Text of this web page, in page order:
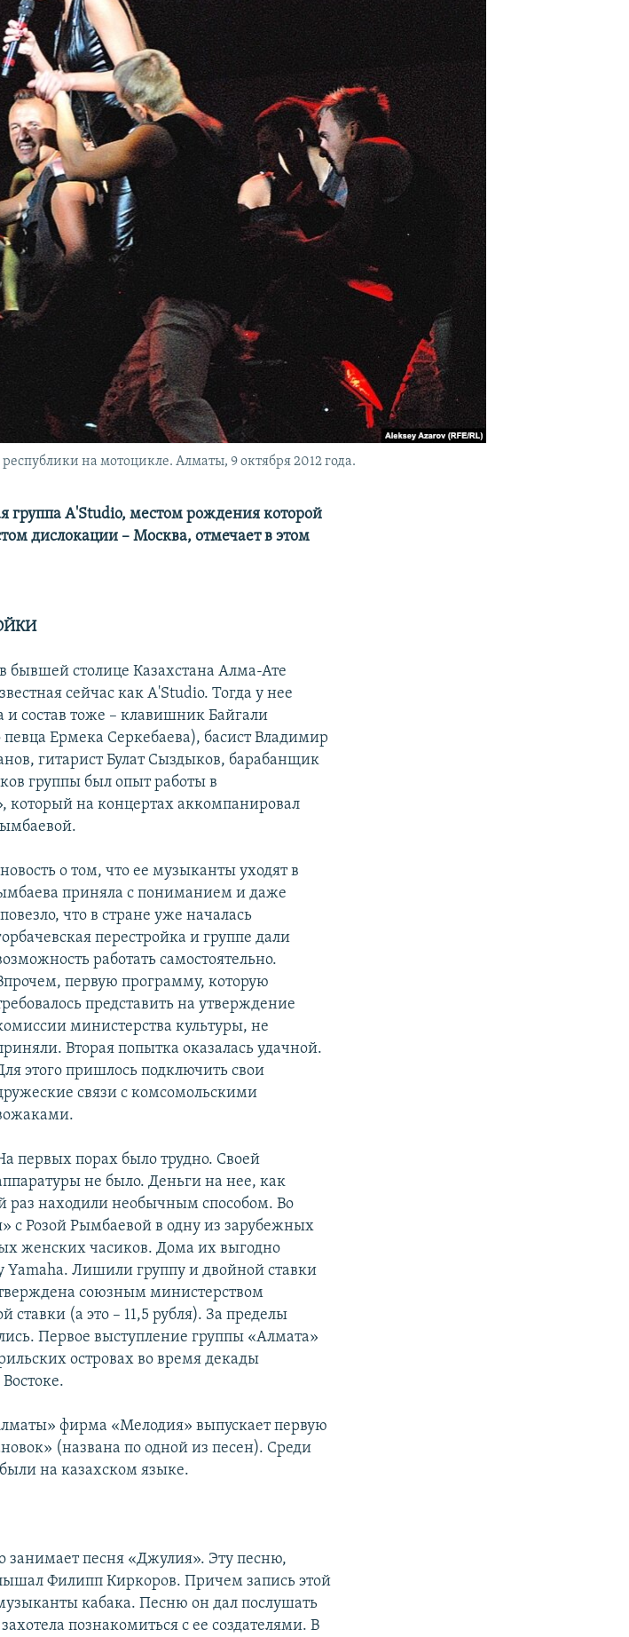
на мотоцикле. Алматы, 9 октября 2012 года.
группа A'Studio, местом рождения которой
дислокации – Москва, отмечает в этом
в бывшей столице Казахстана Алма-Ате
сейчас как A'Studio. Тогда у нее
и состав тоже – клавишник Байгали
Ермека Серкебаева), басист Владимир
гитарист Булат Сыздыков, барабанщик
группы был опыт работы в
который на концертах аккомпанировал
о том, что ее музыканты уходят в
приняла с пониманием и даже
что в стране уже началась
перестройка и группе дали
работать самостоятельно.
первую программу, которую
представить на утверждение
министерства культуры, не
Вторая попытка оказалась удачной.
этого пришлось подключить свои
связи с комсомольскими
первых порах было трудно. Своей
не было. Деньги на нее, как
раз находили необычным способом. Во
с Розой Рымбаевой в одну из зарубежных
женских часиков. Дома их выгодно
Лишили группу и двойной ставки
союзным министерством
ставки (а это – 11,5 рубля). За пределы
Первое выступление группы «Алмата»
островах во время декады
фирма «Мелодия» выпускает первую
(названа по одной из песен). Среди
на казахском языке.
занимает песня «Джулия». Эту песню,
Филипп Киркоров. Причем запись этой
кабака. Песню он дал послушать
познакомиться с ее создателями. В